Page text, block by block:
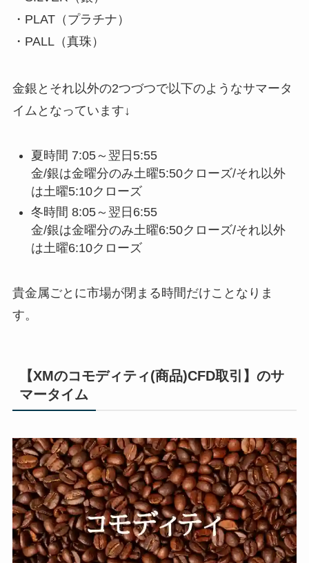
・PLAT（プラチナ）
・PALL（真珠）
金銀とそれ以外の2つづつで以下のようなサマータ
イムとなっています↓
夏時間 7:05～翌日5:55
金/銀は金曜分のみ土曜5:50クローズ/それ以外
は土曜5:10クローズ
冬時間 8:05～翌日6:55
金/銀は金曜分のみ土曜6:50クローズ/それ以外
は土曜6:10クローズ
貴金属ごとに市場が閉まる時間だけことなりま
す。
【XMのコモディティ(商品)CFD取引】のサ
マータイム